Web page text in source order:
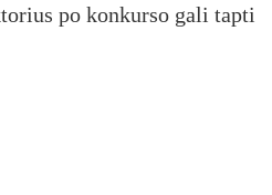
po kon­kur­so ga­li tap­ti